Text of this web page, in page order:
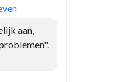
aan,